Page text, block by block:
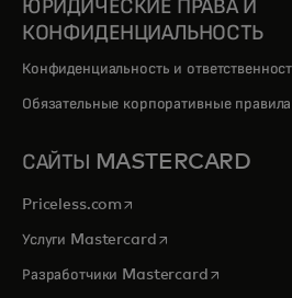
ЮРИДИЧЕСКИЕ ПРАВА И
КОНФИДЕНЦИАЛЬНОСТЬ
Конфиденциальность и
Обязательные корпоративные
САЙТЫ MASTERCARD
Priceless.com opens in a new tab
Услуги Mastercardopens in a new tab
Разработчики Mastercardopens in a